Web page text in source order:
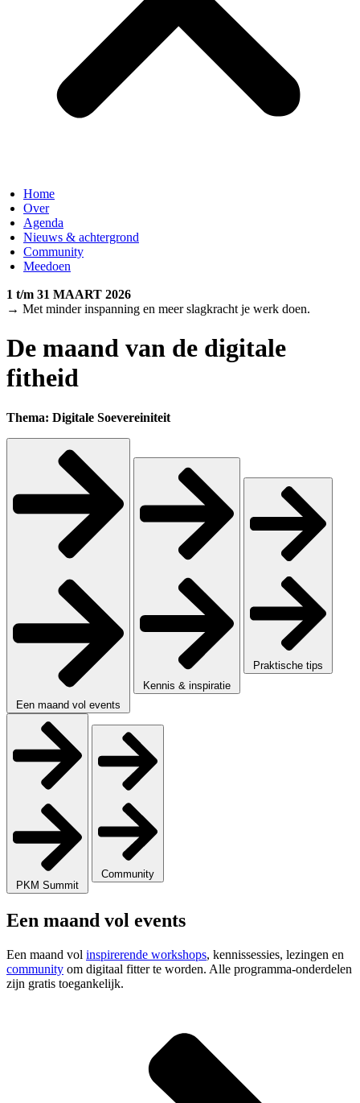
Home
Over
Agenda
Nieuws & achtergrond
Community
Meedoen
1 t/m 31 MAART 2026
→ Met minder inspanning en meer slagkracht je werk doen.
De maand van de digitale
fitheid
Thema: Digitale Soevereiniteit
Een maand vol events
Kennis & inspiratie
Praktische tips
PKM Summit
Community
Een maand vol events
Een maand vol inspirerende workshops, kennissessies, lezingen en
community om digitaal fitter te worden. Alle programma-onderdelen
zijn gratis toegankelijk.